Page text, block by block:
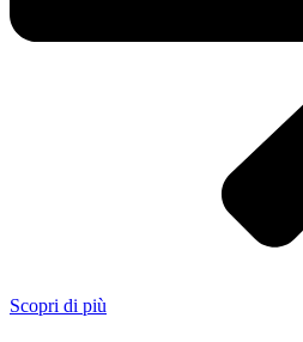
Scopri di più